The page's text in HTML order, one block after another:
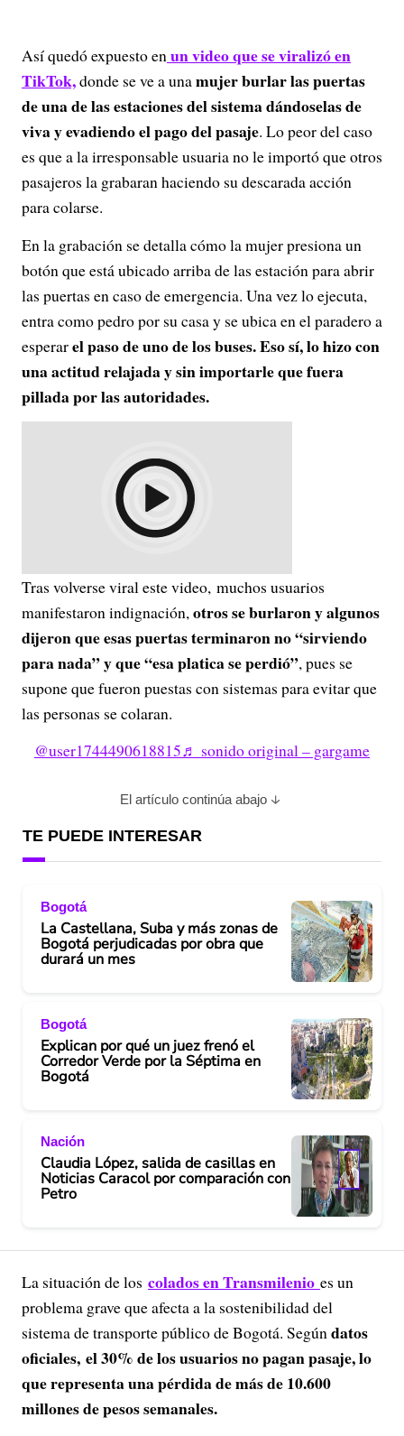
Así quedó expuesto enun video que se viralizó en
TikTok,donde se ve a unamujer burlar las puertas
de una de las estaciones del sistema dándoselas de
viva y evadiendo el pago del pasaje. Lo peor del caso
es que a la irresponsable usuaria no le importó que otros
pasajeros la grabaran haciendo su descarada acción
para colarse.
En la grabación se detalla cómo la mujer presiona un
botón que está ubicado arriba de las estación para abrir
las puertas en caso de emergencia. Una vez lo ejecuta,
entra como pedro por su casa y se ubica en el paradero a
esperarel paso de uno de los buses. Eso sí, lo hizo con
una actitud relajada y sin importarle que fuera
pillada por las autoridades.
Tras volverse viral este video, muchos usuarios
manifestaron indignación,otros se burlaron y algunos
dijeron que esas puertas terminaron no “sirviendo
para nada” y que “esa platica se perdió”, pues se
supone que fueron puestas con sistemas para evitar que
las personas se colaran.
@user1744490618815♬ sonido original – gargame
El artículo continúa abajo
TE PUEDE INTERESAR
Bogotá
La Castellana, Suba y más zonas de
Bogotá perjudicadas por obra que
durará un mes
Bogotá
Explican por qué un juez frenó el
Corredor Verde por la Séptima en
Bogotá
Nación
Claudia López, salida de casillas en
Noticias Caracol por comparación con
Petro
La situación de los colados en Transmilenio es un
problema grave que afecta a la sostenibilidad del
sistema de transporte público de Bogotá. Segúndatos
oficiales, el 30% de los usuarios no pagan pasaje, lo
que representa una pérdida de más de 10.600
millones de pesos semanales.